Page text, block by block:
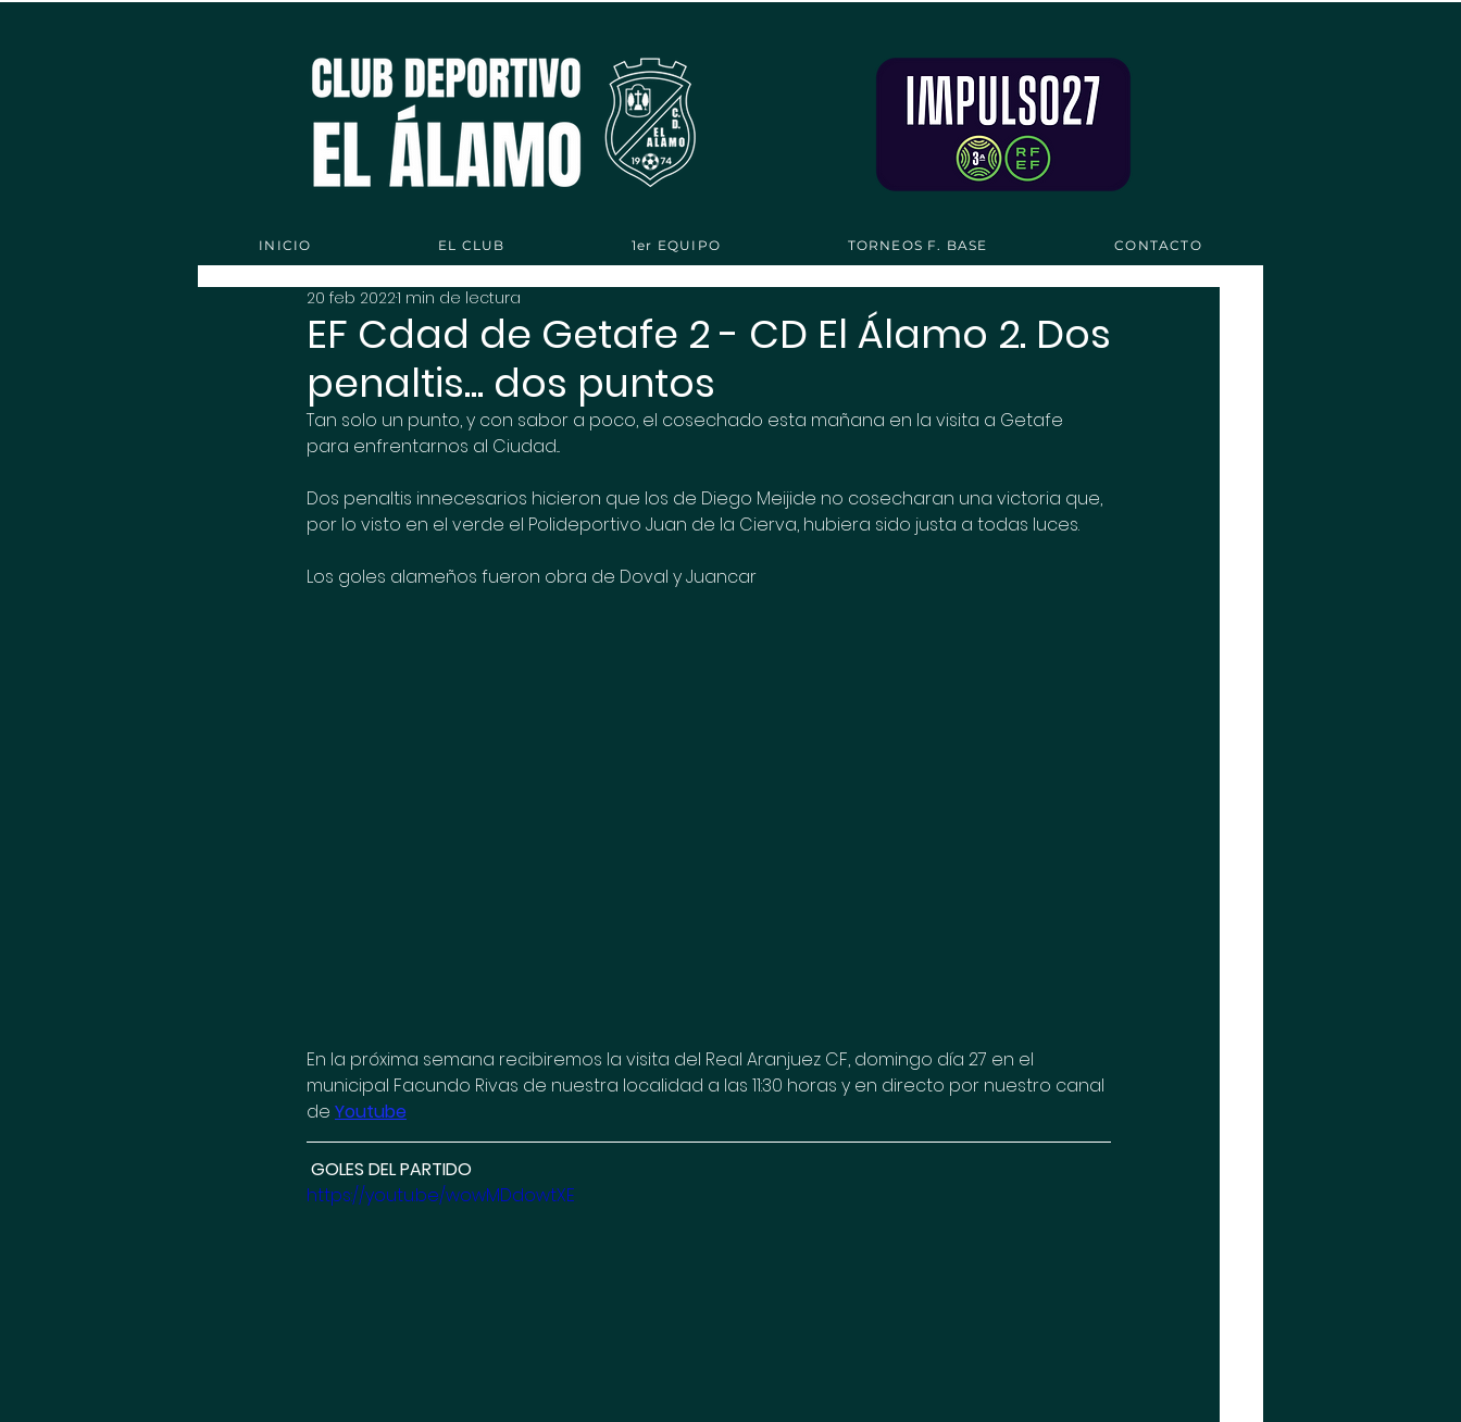
INICIO EL CLUB 1er EQUIPO TORNEOS F. BASE CONTACTO
EF Cdad de Getafe 2 - CD El Álamo 2. Dos
penaltis... dos puntos
20 feb 20221 min de lectura
Tan solo un punto, y con sabor a poco, el cosechado esta mañana en la visita a Getafe
para enfrentarnos al Ciudad...
Dos penaltis innecesarios hicieron que los de Diego Meijide no cosecharan una victoria que,
por lo visto en el verde el Polideportivo Juan de la Cierva, hubiera sido justa a todas luces.
Los goles alameños fueron obra de Doval y Juancar
En la próxima semana recibiremos la visita del Real Aranjuez CF, domingo día 27 en el
municipal Facundo Rivas de nuestra localidad a las 11:30 horas y en directo por nuestro canal
de Youtube
GOLES DEL PARTIDO
https://youtu.be/wowMDdowtXE